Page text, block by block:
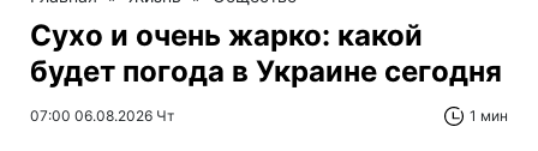
Сухо и очень жарко: какой
будет погода в Украине сегодня
07:00 06.08.2026 Чт 1 мин